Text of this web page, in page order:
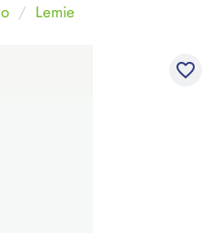
Lemie
favorite_border